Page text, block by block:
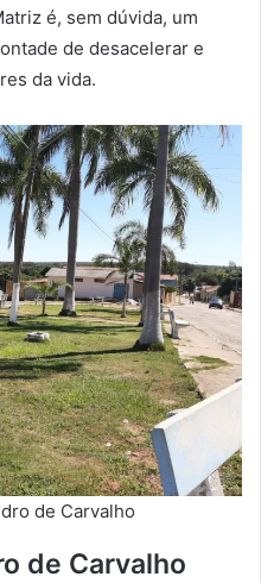
é, sem dúvida, um
de desacelerar e
da vida.
de Carvalho
de Carvalho